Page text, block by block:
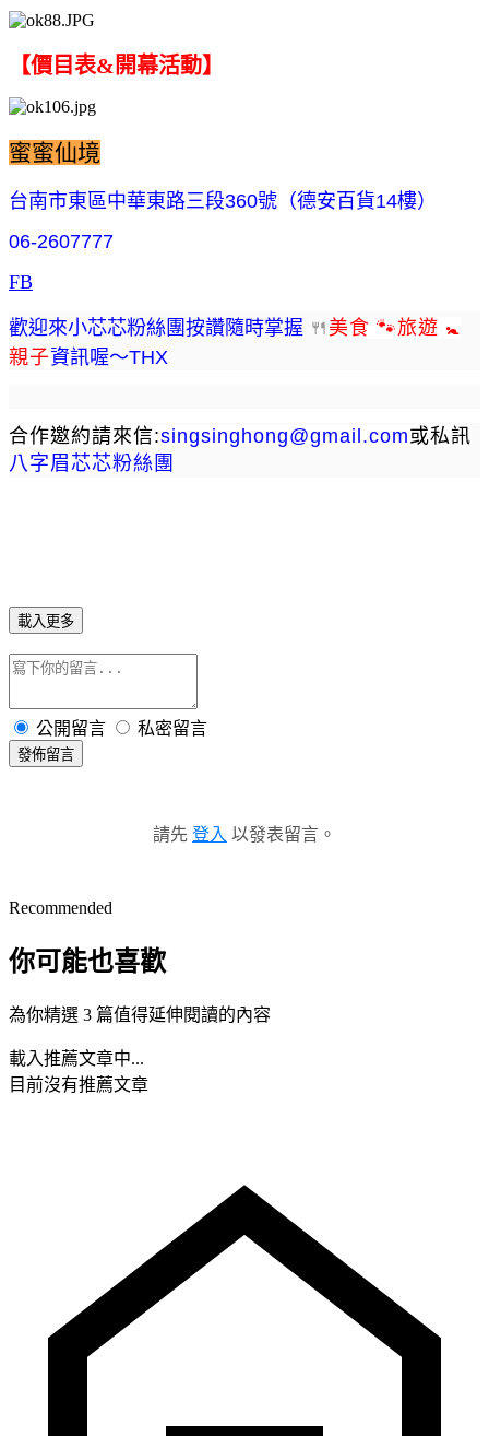
【價目表&開幕活動】
蜜蜜仙境
台南市東區中華東路三段360號（德安百貨14樓）
06-2607777
FB
歡迎來小芯芯粉絲團按讚隨時掌握 🍴 美食 🐾旅遊 🚼
親子資訊喔～THX
合作邀約請來信:singsinghong@gmail.com或私訊
八字眉芯芯粉絲團
載入更多
公開留言 私密留言
發佈留言
請先 登入 以發表留言。
Recommended
你可能也喜歡
為你精選 3 篇值得延伸閱讀的內容
載入推薦文章中...
目前沒有推薦文章